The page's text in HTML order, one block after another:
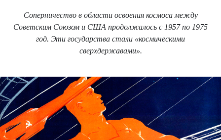
Соперничество в области освоения космоса между
Советским Союзом и США продолжалось с 1957 по 1975
год. Эти государства стали «космическими
сверхдержавами».